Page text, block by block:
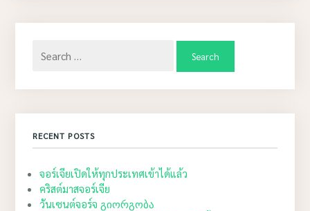
for:
RECENT POSTS
จอร์เจียเปิดให้ทุกประเทศเข้าได้แล้ว
คริสต์มาสจอร์เจีย
วันเซนต์จอร์จ გიორგობა